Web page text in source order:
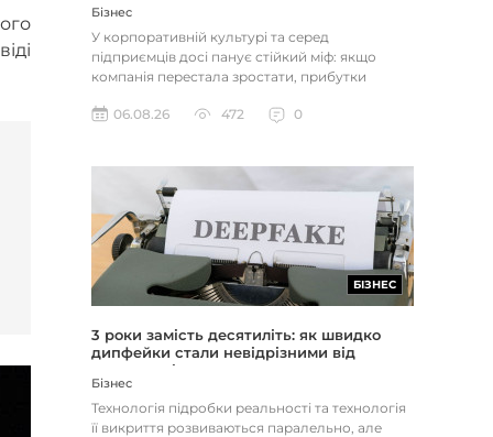
Бізнес
У корпоративній культурі та серед
підприємців досі панує стійкий міф: якщо
компанія перестала зростати, прибутки
06.08.26
472 0
БІЗНЕС
3 роки замість десятиліть: як швидко
дипфейки стали невідрізними від
реальності
Бізнес
Технологія підробки реальності та технологія
її викриття розвиваються паралельно, але